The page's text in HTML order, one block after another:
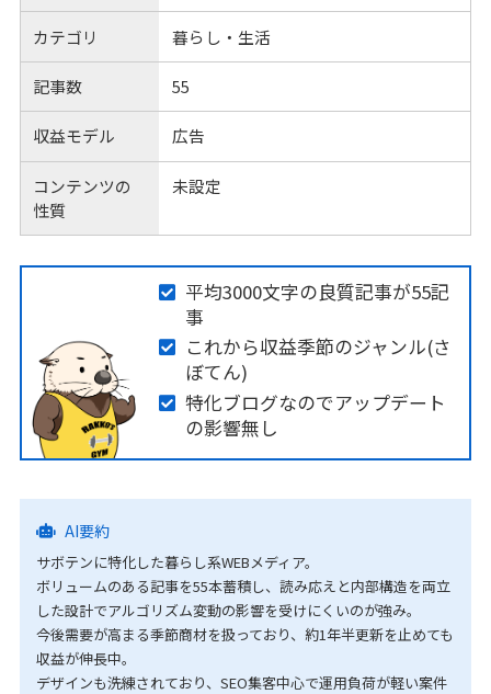
カテゴリ 暮らし・生活
記事数 55
収益モデル 広告
コンテンツの
性質
未設定
平均3000文字の良質記事が55記
事
これから収益季節のジャンル(さ
ぼてん)
特化ブログなのでアップデート
の影響無し
AI要約
サボテンに特化した暮らし系WEBメディア。
ボリュームのある記事を55本蓄積し、読み応えと内部構造を両立
した設計でアルゴリズム変動の影響を受けにくいのが強み。
今後需要が高まる季節商材を扱っており、約1年半更新を止めても
収益が伸長中。
デザインも洗練されており、SEO集客中心で運用負荷が軽い案件